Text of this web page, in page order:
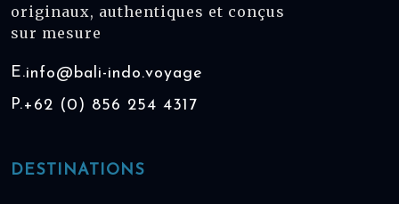
originaux, authentiques et conçus
sur mesure
E.info@bali-indo.voyage
P.+62 (0) 856 254 4317
DESTINATIONS